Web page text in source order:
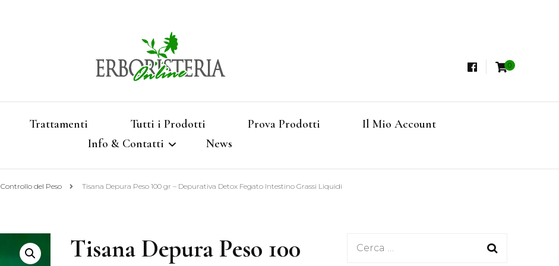
Erboristeria
Shop Online
Vendita di Botaniche, Erbe e Spezie Officinali, Tisane Terapeutiche Esclusive, Tè Pregiati
0
Trattamenti Tutti i Prodotti Prova Prodotti
Il Mio Account
Info & Contatti
Privacy e Cookies
News
Controllo del Peso Tisana Depura Peso 100 gr – Depurativa Detox Fegato Intestino Grassi Liquidi
Tisana Depura Peso 100
Ricerca